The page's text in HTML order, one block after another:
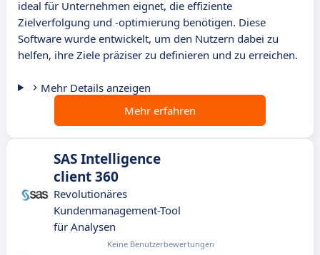
ideal für Unternehmen eignet, die effiziente
Zielverfolgung und -optimierung benötigen. Diese
Software wurde entwickelt, um den Nutzern dabei zu
helfen, ihre Ziele präziser zu definieren und zu erreichen.
Mehr Details anzeigen
Mehr erfahren
SAS Intelligence
client 360
Revolutionäres
Kundenmanagement-Tool
für Analysen
Keine Benutzerbewertungen